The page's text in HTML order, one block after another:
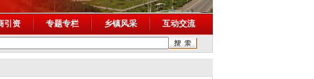
引资 专题专栏 乡镇风采 互动交流